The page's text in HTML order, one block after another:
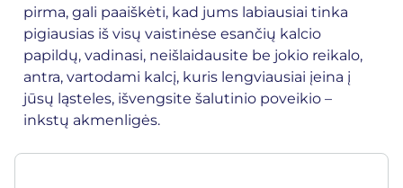
pirma, gali paaiškėti, kad jums labiausiai tinka
pigiausias iš visų vaistinėse esančių kalcio
papildų, vadinasi, neišlaidausite be jokio reikalo,
antra, vartodami kalcį, kuris lengviausiai įeina į
jūsų ląsteles, išvengsite šalutinio poveikio –
inkstų akmenligės.